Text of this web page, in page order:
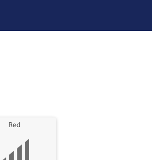
Red